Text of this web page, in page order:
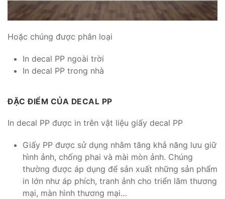
Hoặc chúng được phân loại
In decal PP ngoài trời
In decal PP trong nhà
ĐẶC ĐIỂM CỦA DECAL PP
In decal PP được in trên vật liệu giấy decal PP
Giấy PP được sử dụng nhằm tăng khả năng lưu giữ
hình ảnh, chống phai và mài mòn ảnh. Chúng
thường được áp dụng để sản xuất những sản phẩm
in lớn như áp phích, tranh ảnh cho triển lãm thương
mại, màn hình thương mại…